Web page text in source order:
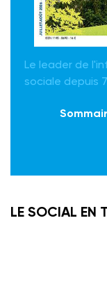
Le leader de
sociale depuis
LE SOCIAL EN